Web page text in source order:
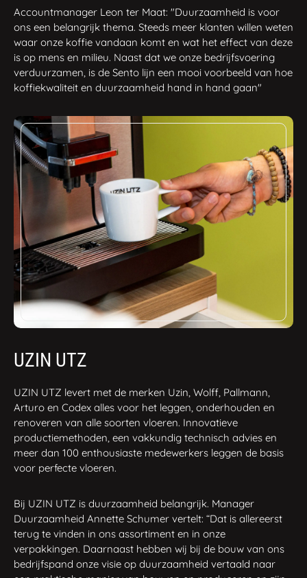
Accountmanager Leon ter Maat: "Duurzaamheid is voor
ons een belangrijk thema. Steeds meer klanten willen weten
waar onze koffie vandaan komt en wat het effect van deze
is op mens en milieu. Naast dat we onze bedrijfsvoering
verduurzamen, is de Sento lijn een mooi voorbeeld van hoe
koffiekwaliteit en duurzaamheid hand in hand gaan"
UZIN UTZ
UZIN UTZ levert met de merken Uzin, Wolff, Pallmann,
Arturo en Codex alles voor het leggen, onderhouden en
renoveren van alle soorten vloeren. Innovatieve
productiemethoden, een vakkundig technisch advies en
meer dan 100 enthousiaste medewerkers leggen de basis
voor perfecte vloeren.
Bij UZIN UTZ is duurzaamheid belangrijk. Manager
Duurzaamheid Annette Schumer vertelt: “Dat is allereerst
terug te vinden in ons assortiment en in onze
verpakkingen. Daarnaast hebben wij bij de bouw van ons
bedrijfspand onze visie op duurzaamheid vertaald naar